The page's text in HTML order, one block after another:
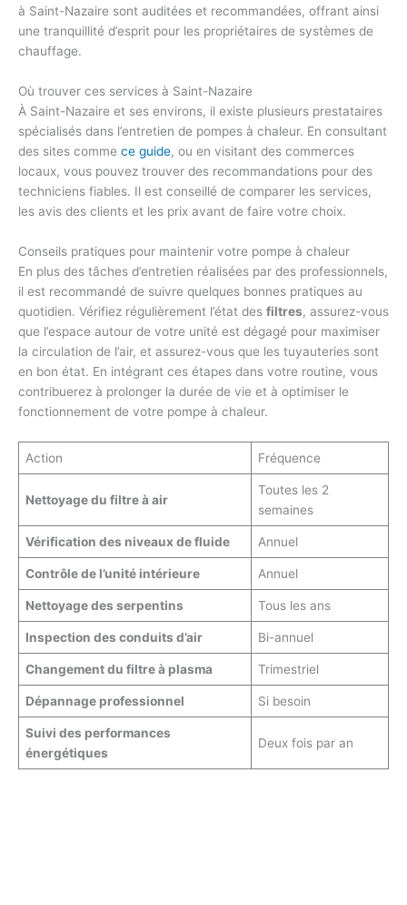
à Saint-Nazaire sont auditées et recommandées, offrant ainsi
une tranquillité d’esprit pour les propriétaires de systèmes de
chauffage.
Où trouver ces services à Saint-Nazaire
À Saint-Nazaire et ses environs, il existe plusieurs prestataires
spécialisés dans l’entretien de pompes à chaleur. En consultant
des sites comme ce guide, ou en visitant des commerces
locaux, vous pouvez trouver des recommandations pour des
techniciens fiables. Il est conseillé de comparer les services,
les avis des clients et les prix avant de faire votre choix.
Conseils pratiques pour maintenir votre pompe à chaleur
En plus des tâches d’entretien réalisées par des professionnels,
il est recommandé de suivre quelques bonnes pratiques au
quotidien. Vérifiez régulièrement l’état des filtres, assurez-vous
que l’espace autour de votre unité est dégagé pour maximiser
la circulation de l’air, et assurez-vous que les tuyauteries sont
en bon état. En intégrant ces étapes dans votre routine, vous
contribuerez à prolonger la durée de vie et à optimiser le
fonctionnement de votre pompe à chaleur.
Action Fréquence
Nettoyage du filtre à air
Toutes les 2
semaines
Vérification des niveaux de fluide Annuel
Contrôle de l’unité intérieure Annuel
Nettoyage des serpentins Tous les ans
Inspection des conduits d’air Bi-annuel
Changement du filtre à plasma Trimestriel
Dépannage professionnel Si besoin
Suivi des performances
énergétiques
Deux fois par an